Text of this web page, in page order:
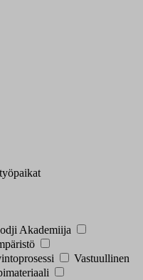
Akademiija
Vastuullinen